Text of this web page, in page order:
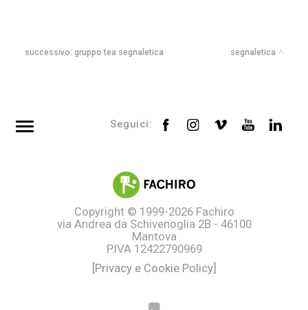
successivo: gruppo tea segnaletica segnaletica
Seguici:
Site mapCopyright © 1999-2026Fachiro
via Andrea da Schivenoglia 2B - 46100
Mantova
P.IVA 12422790969
[Privacy e Cookie Policy]